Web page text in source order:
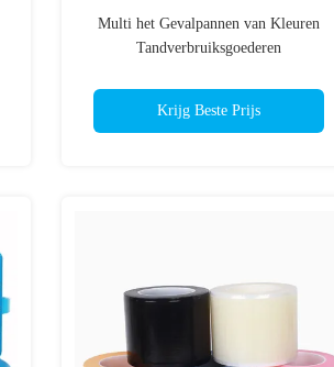
Multi het Gevalpannen van Kleuren
Tandverbruiksgoederen
Krijg Beste Prijs